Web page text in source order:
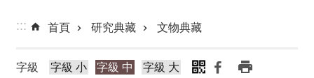
::: 首頁 研究典藏 文物典藏
字級 字級 小 字級 中 字級 大